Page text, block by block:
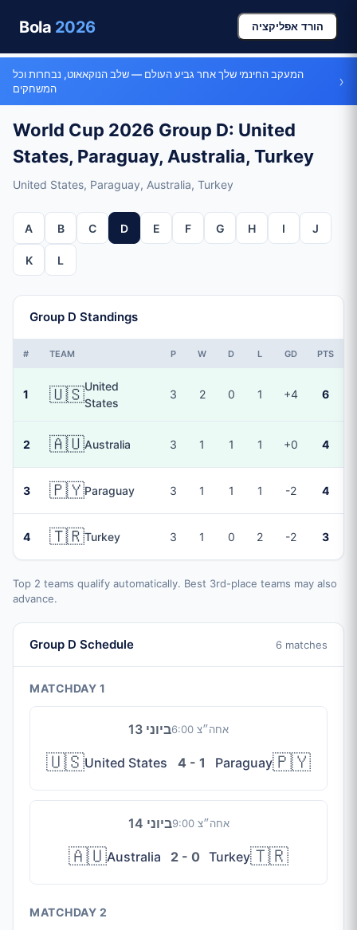
Bola 2026 הורד אפליקציה
המעקב החינמי שלך אחר גביע העולם — שלב הנוקאאוט, נבחרות וכל
המשחקים
›
World Cup 2026 Group D: United
States, Paraguay, Australia, Turkey
United States, Paraguay, Australia, Turkey
A B C D E F G H I J
K L
Group D Standings
# TEAM P W D L GD PTS
1 🇺🇸United
States
3 2 0 1 +4 6
2 🇦🇺Australia 3 1 1 1 +0 4
3 🇵🇾Paraguay 3 1 1 1 -2 4
4 🇹🇷Turkey 3 1 0 2 -2 3
Top 2 teams qualify automatically. Best 3rd-place teams may also
advance.
Group D Schedule 6 matches
MATCHDAY 1
13 ביוני 6:00 אחה״צ
🇺🇸United States 4 - 1 Paraguay🇵🇾
14 ביוני 9:00 אחה״צ
🇦🇺Australia 2 - 0 Turkey🇹🇷
MATCHDAY 2